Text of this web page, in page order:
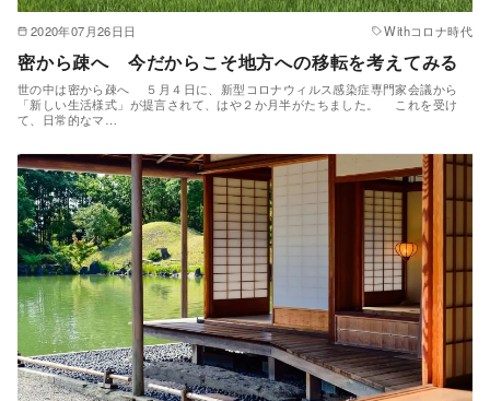
2020年07月26日日 Withコロナ時代
密から疎へ 今だからこそ地方への移転を考えてみる
世の中は密から疎へ ５月４日に、新型コロナウィルス感染症専門家会議から
「新しい生活様式」が提言されて、はや２か月半がたちました。 これを受け
て、日常的なマ…